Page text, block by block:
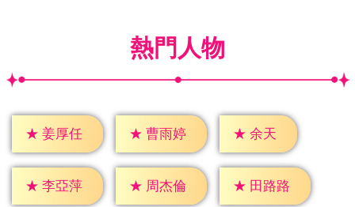
熱門人物
★ 姜厚任 ★ 曹雨婷 ★ 余天
★ 李亞萍 ★ 周杰倫 ★ 田路路